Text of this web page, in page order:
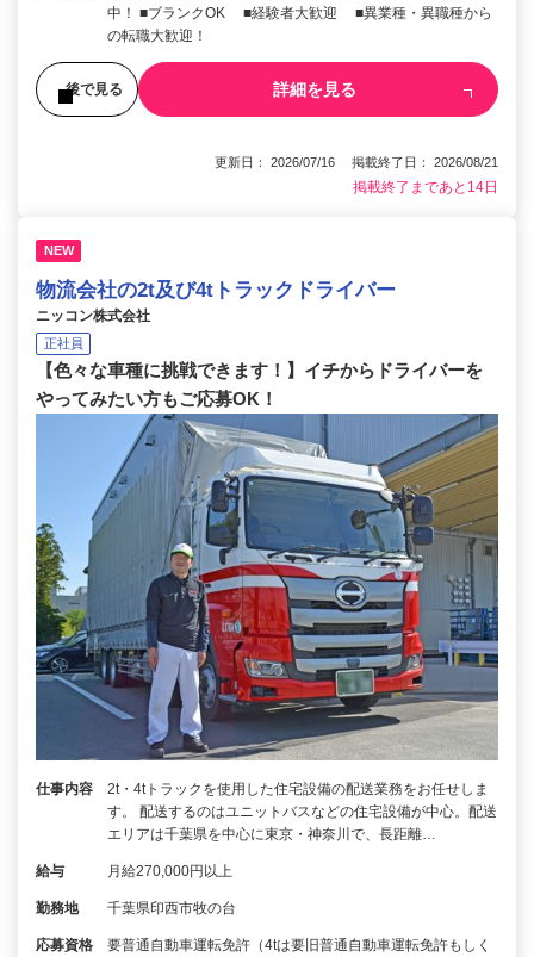
中！ ■ブランクOK ■経験者大歓迎 ■異業種・異職種から
の転職大歓迎！
後で見る 詳細を見る
更新日： 2026/07/16 掲載終了日： 2026/08/21
掲載終了まであと14日
NEW
物流会社の2t及び4tトラックドライバー
ニッコン株式会社
正社員
【色々な車種に挑戦できます！】イチからドライバーを
やってみたい方もご応募OK！
仕事内容
2t・4tトラックを使用した住宅設備の配送業務をお任せしま
す。 配送するのはユニットバスなどの住宅設備が中心。配送
エリアは千葉県を中心に東京・神奈川で、長距離…
給与 月給270,000円以上
勤務地 千葉県印西市牧の台
応募資格
要普通自動車運転免許（4tは要旧普通自動車運転免許もしく